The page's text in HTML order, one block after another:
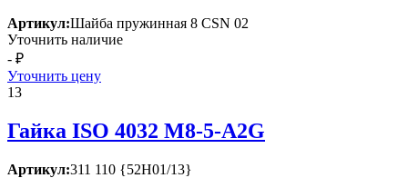
Артикул:Шайба пружинная 8 СSN 02
Уточнить наличие
- ₽
Уточнить цену
13
Гайка ISО 4032 М8-5-А2G
Артикул:311 110 {52Н01/13}